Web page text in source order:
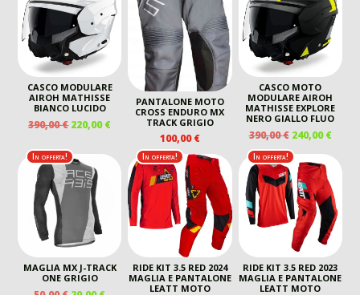
CASCO MODULARE
AIROH MATHISSE
BIANCO LUCIDO
390,00€ IL
ORIGINALE
ERA:
390,00 €.
220,00€IL
ATTUALE
È:
220,00 €.
PANTALONE MOTO
CROSS ENDURO MX
TRACK GRIGIO
100,00€
CASCO MOTO
MODULARE AIROH
MATHISSE EXPLORE
NERO GIALLO FLUO
390,00€ IL
PREZZO
ORIGINALE
ERA:
390,00 €.
240,00€IL
In offerta!
MAGLIA MX J-TRACK
ONE GRIGIO
In offerta!
RIDE KIT 3.5 RED 2024
MAGLIA E PANTALONE
LEATT MOTO
In offerta!
RIDE KIT 3.5 RED 2023
MAGLIA E PANTALONE
LEATT MOTO